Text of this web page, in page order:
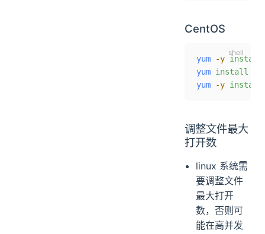
CentOS
yum -y install
yum install
yum -y install
调整文件最大
打开数
linux 系统需
要调整文件
最大打开
数，否则可
能在高并发